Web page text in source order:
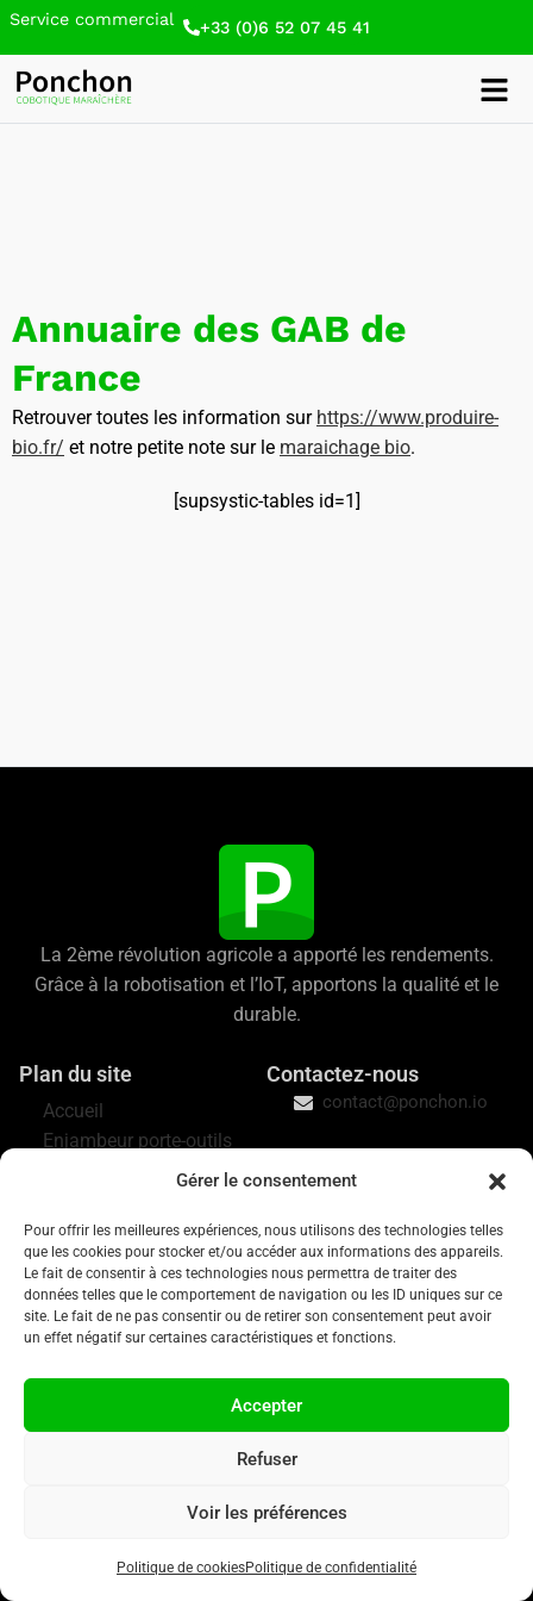
Gérer le consentement
Pour offrir les meilleures expériences, nous utilisons des technologies telles
que les cookies pour stocker et/ou accéder aux informations des appareils.
Le fait de consentir à ces technologies nous permettra de traiter des
données telles que le comportement de navigation ou les ID uniques sur ce
site. Le fait de ne pas consentir ou de retirer son consentement peut avoir
un effet négatif sur certaines caractéristiques et fonctions.
Accepter
Refuser
Voir les préférences
Politique de cookiesPolitique de confidentialité
Service commercial +33 (0)6 52 07 45 41
Annuaire des GAB de
France
Retrouver toutes les information sur https://www.produire-
bio.fr/ et notre petite note sur le maraichage bio.
[supsystic-tables id=1]
La 2ème révolution agricole a apporté les rendements.
Grâce à la robotisation et l’IoT, apportons la qualité et le
durable.
Plan du site
Accueil
Enjambeur porte-outils
Willy
Mission
Blog
Contact
Essayer un Ponchon
Demander un devis
Contactez-nous
contact@ponchon.io
© 2025 Ponchon – All rights reserved
Politique de confidentialité